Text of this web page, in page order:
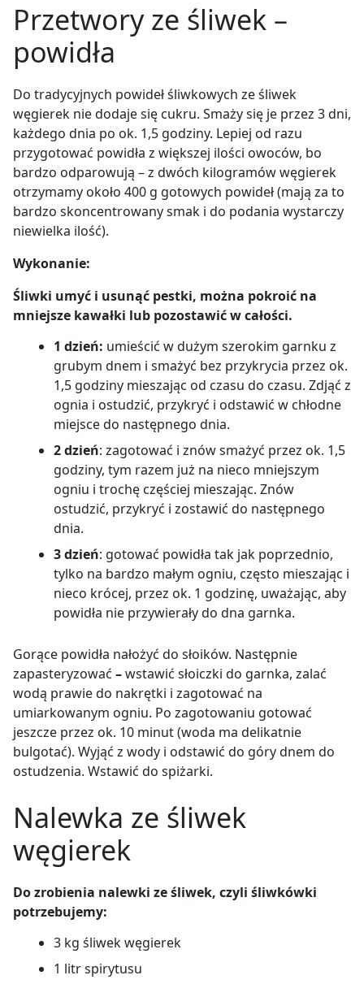
Przetwory ze śliwek –
powidła
Do tradycyjnych powideł śliwkowych ze śliwek
węgierek nie dodaje się cukru. Smaży się je przez 3 dni,
każdego dnia po ok. 1,5 godziny. Lepiej od razu
przygotować powidła z większej ilości owoców, bo
bardzo odparowują –z dwóch kilogramów węgierek
otrzymamy około 400 g gotowych powideł (mają za to
bardzo skoncentrowany smak i do podania wystarczy
niewielka ilość).
Wykonanie:
Śliwki umyć i usunąć pestki, można pokroić na
mniejsze kawałki lub pozostawić w całości.
1 dzień: umieścić w dużym szerokim garnku z
grubym dnem i smażyć bez przykrycia przez ok.
1,5 godziny mieszając od czasu do czasu. Zdjąć z
ognia i ostudzić, przykryć i odstawić w chłodne
miejsce do następnego dnia.
2 dzień: zagotować i znów smażyć przez ok. 1,5
godziny, tym razem już na nieco mniejszym
ogniu i trochę częściej mieszając. Znów
ostudzić, przykryć i zostawić do następnego
dnia.
3 dzień: gotować powidła tak jak poprzednio,
tylko na bardzo małym ogniu, często mieszając i
nieco krócej, przez ok. 1 godzinę, uważając, aby
powidła nie przywierały do dna garnka.
Gorące powidła nałożyć do słoików. Następnie
zapasteryzować –wstawić słoiczki do garnka, zalać
wodą prawie do nakrętki i zagotować na
umiarkowanym ogniu. Po zagotowaniu gotować
jeszcze przez ok. 10 minut (woda ma delikatnie
bulgotać). Wyjąć z wody i odstawić do góry dnem do
ostudzenia. Wstawić do spiżarki.
Nalewka ze śliwek
węgierek
Do zrobienia nalewki ze śliwek, czyli śliwkówki
potrzebujemy:
3 kg śliwek węgierek
1 litr spirytusu